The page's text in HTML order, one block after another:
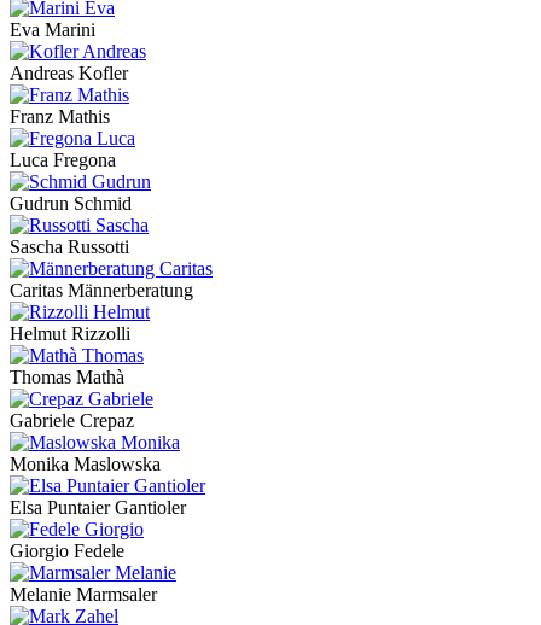
Eva Marini
Andreas Kofler
Franz Mathis
Luca Fregona
Gudrun Schmid
Sascha Russotti
Caritas Männerberatung
Helmut Rizzolli
Thomas Mathà
Gabriele Crepaz
Monika Maslowska
Elsa Puntaier Gantioler
Giorgio Fedele
Melanie Marmsaler